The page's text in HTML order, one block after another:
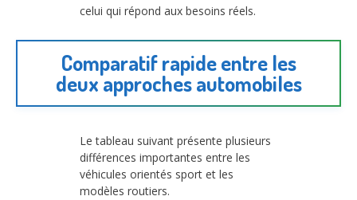
celui qui répond aux besoins réels.
Comparatif rapide entre les
deux approches automobiles
Le tableau suivant présente plusieurs
différences importantes entre les
véhicules orientés sport et les
modèles routiers.